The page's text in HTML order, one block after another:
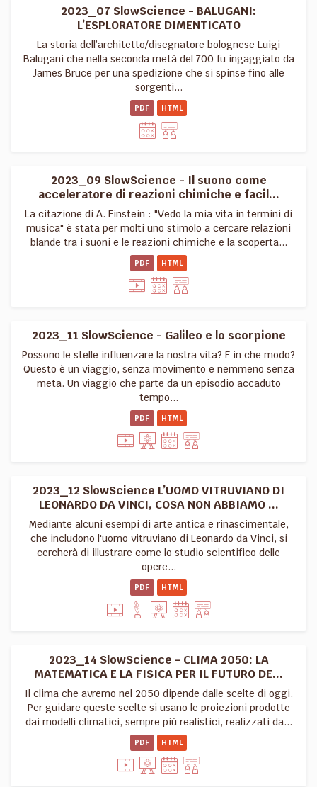
2023_07 SlowScience - BALUGANI:
L’ESPLORATORE DIMENTICATO
La storia dell’architetto/disegnatore bolognese Luigi
Balugani che nella seconda metà del 700 fu ingaggiato da
James Bruce per una spedizione che si spinse fino alle
sorgenti...
PDF HTML
2023_09 SlowScience - Il suono come
acceleratore di reazioni chimiche e facil...
La citazione di A. Einstein : "Vedo la mia vita in termini di
musica" è stata per molti uno stimolo a cercare relazioni
blande tra i suoni e le reazioni chimiche e la scoperta...
PDF HTML
2023_11 SlowScience - Galileo e lo scorpione
Possono le stelle influenzare la nostra vita? E in che modo?
Questo è un viaggio, senza movimento e nemmeno senza
meta. Un viaggio che parte da un episodio accaduto
tempo...
PDF HTML
2023_12 SlowScience L’UOMO VITRUVIANO DI
LEONARDO DA VINCI, COSA NON ABBIAMO ...
Mediante alcuni esempi di arte antica e rinascimentale,
che includono l'uomo vitruviano di Leonardo da Vinci, si
cercherà di illustrare come lo studio scientifico delle
opere...
PDF HTML
2023_14 SlowScience - CLIMA 2050: LA
MATEMATICA E LA FISICA PER IL FUTURO DE...
Il clima che avremo nel 2050 dipende dalle scelte di oggi.
Per guidare queste scelte si usano le proiezioni prodotte
dai modelli climatici, sempre più realistici, realizzati da...
PDF HTML